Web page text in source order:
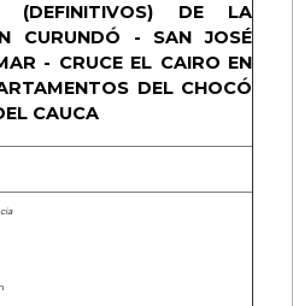
(DEFINITIVOS) DE LA
CURUNDÓ - SAN JOSÉ
- CRUCE EL CAIRO EN
DEL CHOCÓ
CAUCA